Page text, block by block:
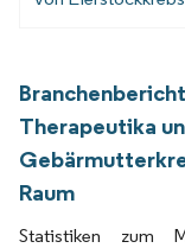
Therapeutika
Raum
Statistiken zum